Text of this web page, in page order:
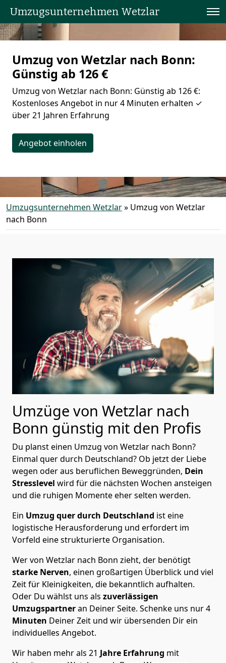
Umzugsunternehmen Wetzlar
Umzug von Wetzlar nach Bonn:
Günstig ab 126 €
Umzug von Wetzlar nach Bonn: Günstig ab 126 €:
Kostenloses Angebot in nur 4 Minuten erhalten ✓
über 21 Jahren Erfahrung
Angebot einholen
Umzugsunternehmen Wetzlar» Umzug von Wetzlar
nach Bonn
Umzüge von Wetzlar nach
Bonn günstig mit den Profis
Du planst einen Umzug von Wetzlar nach Bonn?
Einmal quer durch Deutschland? Ob jetzt der Liebe
wegen oder aus beruflichen Beweggründen, Dein
Stresslevel wird für die nächsten Wochen ansteigen
und die ruhigen Momente eher selten werden.
Ein Umzug quer durch Deutschland ist eine
logistische Herausforderung und erfordert im
Vorfeld eine strukturierte Organisation.
Wer von Wetzlar nach Bonn zieht, der benötigt
starke Nerven, einen großartigen Überblick und viel
Zeit für Kleinigkeiten, die bekanntlich aufhalten.
Oder Du wählst uns als zuverlässigen
Umzugspartneran Deiner Seite. Schenke uns nur4
Minuten Deiner Zeit und wir übersenden Dir ein
individuelles Angebot.
Wir haben mehr als 21 Jahre Erfahrung mit